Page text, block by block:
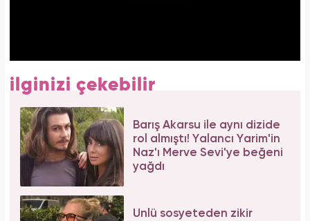
ilginizi çekebilir
Barış Akarsu ile aynı dizide
rol almıştı! Yalancı Yarim'in
Naz'ı Merve Sevi'ye beğeni
yağdı
Ünlü sosyeteden zikir